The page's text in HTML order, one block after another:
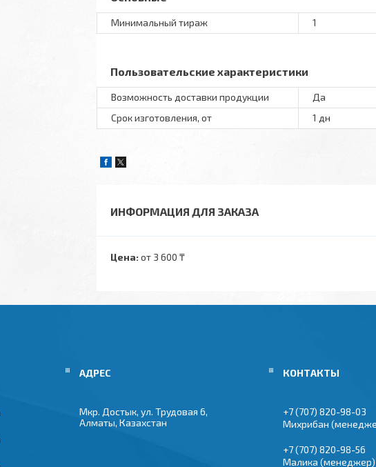
Минимальный тираж 1
Пользовательские характеристики
Возможность доставки продукции
Да
Срок изготовления, от
1 дн
ИНФОРМАЦИЯ ДЛЯ ЗАКАЗА
Цена: от 3 600 ₸
Мкр. Достык, ул. Трудовая 6,
Алматы, Казахстан
+7 (707) 820-98-03
Михрибан
+7 (707) 820-98-56
Малика (менеджер)